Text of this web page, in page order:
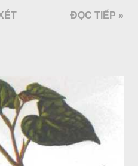
ĐỌC TIẾP »